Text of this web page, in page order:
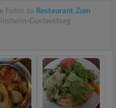
Fotos zu Restaurant Zum
Gustavsburg